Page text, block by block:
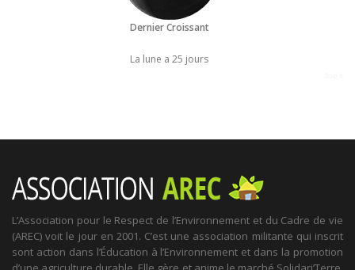
Dernier Croissant
La lune a 25 jours
L’Association pour le Respect de l’Environnement et du Cadre de vie
(AREC) voit le jour en 2001. C’est une association militante qui inscrit
sont action dans l’Éducation à l’Environnement et dans la promotion